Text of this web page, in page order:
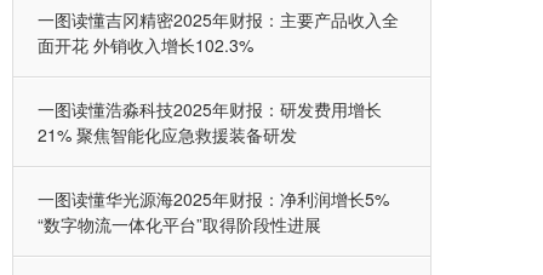
一图读懂吉冈精密2025年财报：主要产品收入全
面开花 外销收入增长102.3%
一图读懂浩淼科技2025年财报：研发费用增长
21% 聚焦智能化应急救援装备研发
一图读懂华光源海2025年财报：净利润增长5%
“数字物流一体化平台”取得阶段性进展